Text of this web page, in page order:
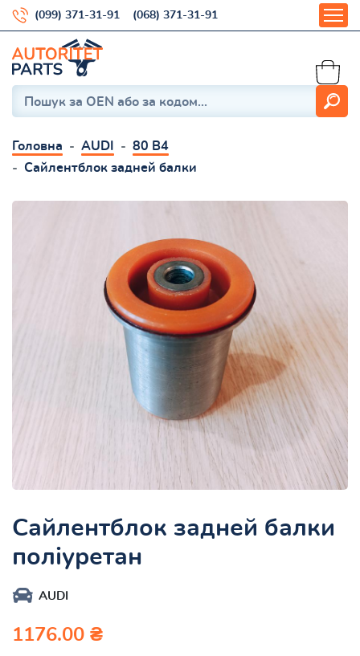
(099) 371-31-91 (068) 371-31-91
Головна AUDI
80 B4
Сайлентблок задней балки
Сайлентблок задней балки
поліуретан
AUDI
1176.00 ₴